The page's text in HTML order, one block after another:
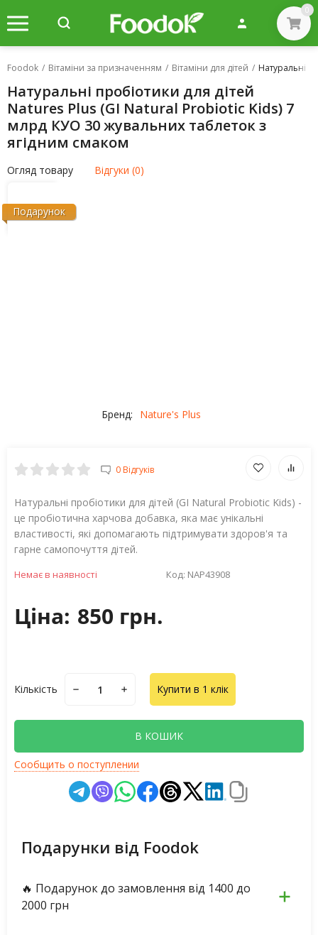
0
Foodok / Вітаміни за призначенням / Вітаміни для дітей / Натуральні
Натуральні пробіотики для дітей
Natures Plus (GI Natural Probiotic Kids) 7
млрд КУО 30 жувальних таблеток з
ягідним смаком
Огляд товару Відгуки (0)
Подарунок
Бренд: Nature's Plus
0 Відгуків
Натуральні пробіотики для дітей (GI Natural Probiotic Kids) -
це пробіотична харчова добавка, яка має унікальні
властивості, які допомагають підтримувати здоров'я та
гарне самопочуття дітей.
Немає в наявності Код: NAP43908
Ціна: 850 грн.
Кількість Купити в 1 клік
В КОШИК
Сообщить о поступлении
Подарунки від Foodok
🔥 Подарунок до замовлення від 1400 до
2000 грн